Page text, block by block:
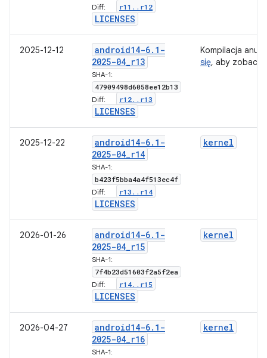
Diff: r11 . . r12
LICENSES
2025-12-12 android14-6. 1-
2025-04_r13
SHA-1:
47909498d6058ee12b13
Diff: r12. . r13
LICENSES
Kompilacja
się, aby
2025-12-22 android14-6. 1-
2025-04_r14
SHA-1:
b423f5bba4a4f513ec4f
Diff: r13 . . r14
LICENSES
kernel
2026-01-26 android14-6. 1-
2025-04_r15
SHA-1:
7f4b23d51603f2a5f2ea
Diff: r14. . r15
LICENSES
kernel
2026-04-27 android14-6. 1-
2025-04_r16
SHA-1:
kernel